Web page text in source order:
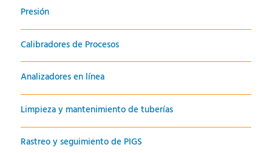
Presión
Calibradores de Procesos
Analizadores en línea
Limpieza y mantenimiento de tuberías
Rastreo y seguimiento de PIGS